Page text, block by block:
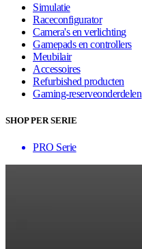
Simulatie
Raceconfigurator
Camera's en verlichting
Gamepads en controllers
Meubilair
Accessoires
Refurbished producten
Gaming-reserveonderdelen
SHOP PER SERIE
PRO Serie